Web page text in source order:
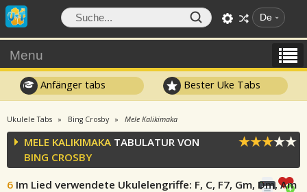
De
Menu
Anfänger tabs Bester Uke Tabs
Ukulele Tabs Bing Crosby Mele Kalikimaka
MELE KALIKIMAKA TABULATUR VON
BING CROSBY
6 Im Lied verwendete Ukulelengriffe: F, C, F7, Gm, Dm, Am